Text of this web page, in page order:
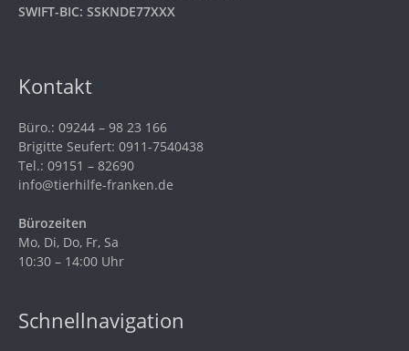
SWIFT-BIC: SSKNDE77XXX
Kontakt
Büro.: 09244 – 98 23 166
Brigitte Seufert: 0911-7540438
Tel.: 09151 – 82690
info@tierhilfe-franken.de
Bürozeiten
Mo, Di, Do, Fr, Sa
10:30 – 14:00 Uhr
Schnellnavigation